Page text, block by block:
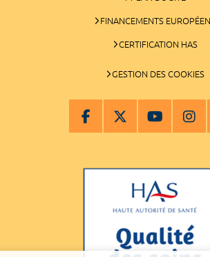
FINANCEMENTS
CERTIFICATION HAS
GESTION DES COOKIES